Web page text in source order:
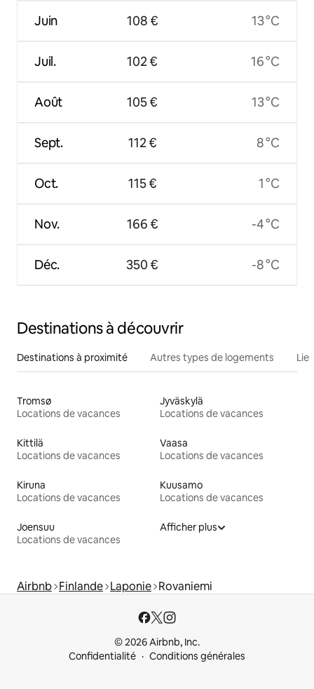
Juin
Juil.
Août
Sept.
Oct.
Nov.
Déc.
108 €
102 €
105 €
112 €
115 €
166 €
350 €
13 °C
16 °C
13 °C
8 °C
1 °C
-4 °C
-8 °C
Destinations à découvrir
Destinations à proximité Autres types de logements
Tromsø
Locations de vacances
Jyväskylä
Locations de vacances
Kittilä
Locations de vacances
Vaasa
Locations de vacances
Kiruna
Locations de vacances
Kuusamo
Locations de vacances
Joensuu
Locations de vacances
Afficher plus
Airbnb Finlande Laponie Rovaniemi
© 2026 Airbnb, Inc.
Confidentialité
Conditions générales